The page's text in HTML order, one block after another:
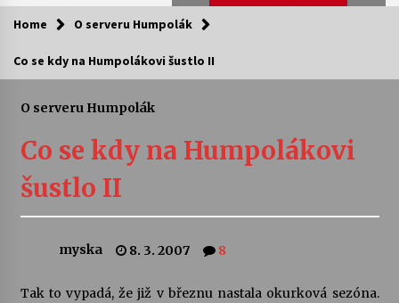
Kam za kulturou?
Sukuba Ensemble
Vernisáž výstavy Josefíny Duškové: Stávám se
kapkou
Veselí muzikanti
Home O serveru Humpolák
Co se kdy na Humpolákovi šustlo II
O serveru Humpolák
Co se kdy na Humpolákovi
šustlo II
myska 8. 3. 2007 8
Tak to vypadá, že již v březnu nastala okurková sezóna.